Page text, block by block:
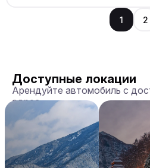
1 2
Доступные локации
Арендуйте автомобиль с
адрес